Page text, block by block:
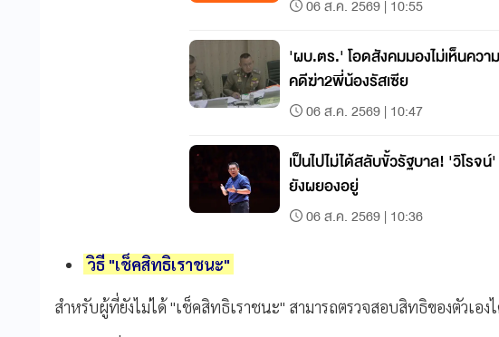
06 ส.ค. 2569 | 10:55
'ผบ.ตร.' โอดสังคมมองไม่เห็นคว
คดีฆ่า2พี่น้องรัสเซีย
06 ส.ค. 2569 | 10:47
เป็นไปไม่ได้สลับขั้วรัฐบาล! 'วิโรจน์
ยังผยองอยู่
06 ส.ค. 2569 | 10:36
วิธี "เช็คสิทธิเราชนะ"
สำหรับผู้ที่ยังไม่ได้ "เช็คสิทธิเราชนะ" สามารถตรวจสอบสิทธิของตัวเอ